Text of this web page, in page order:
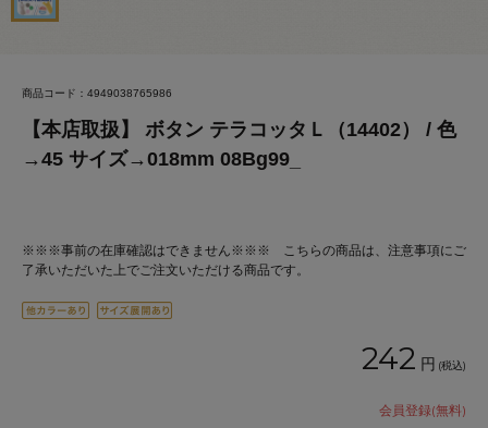
商品コード：4949038765986
【本店取扱】 ボタン テラコッタＬ（14402） / 色
→45 サイズ→018mm 08Bg99_
※※※事前の在庫確認はできません※※※ こちらの商品は、注意事項にご
了承いただいた上でご注文いただける商品です。
242 円 (税込)
会員登録(無料)